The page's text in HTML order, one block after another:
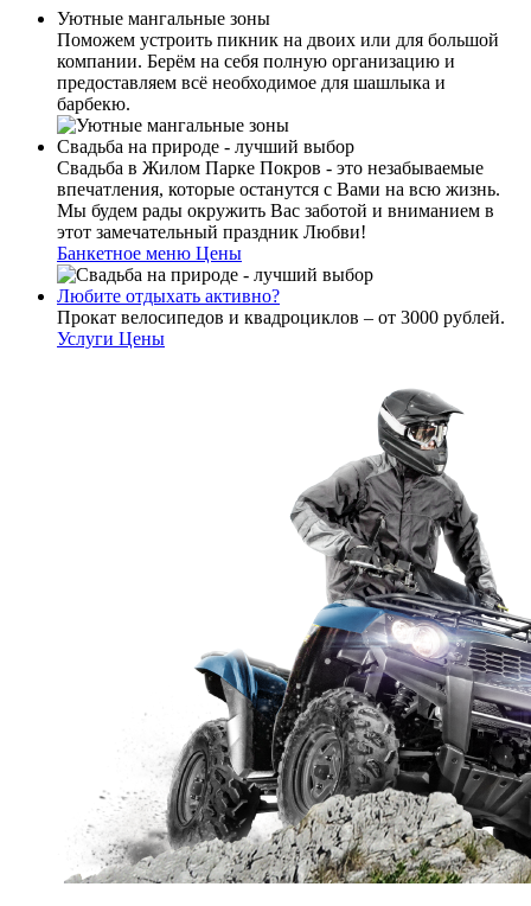
Уютные мангальные зоны
Поможем устроить пикник на двоих или для большой
компании. Берём на себя полную организацию и
предоставляем всё необходимое для шашлыка и
барбекю.
Свадьба на природе - лучший выбор
Свадьба в Жилом Парке Покров - это незабываемые
впечатления, которые останутся с Вами на всю жизнь.
Мы будем рады окружить Вас заботой и вниманием в
этот замечательный праздник Любви!
Банкетное меню Цены
Любите отдыхать активно?
Прокат велосипедов и квадроциклов – от 3000 рублей.
Услуги Цены